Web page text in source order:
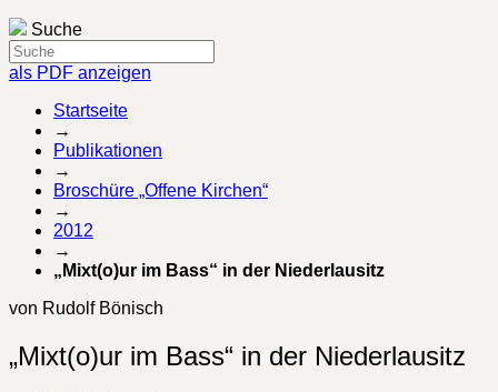
Suche
als PDF anzeigen
Startseite
→
Publikationen
→
Broschüre „Offene Kirchen“
→
2012
→
„Mixt(o)ur im Bass“ in der Niederlausitz
von Rudolf Bönisch
„Mixt(o)ur im Bass“ in der Niederlausitz